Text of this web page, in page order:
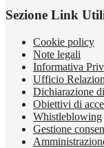
Sezione Link
Cookie policy
Note legali
Informativa
Ufficio
Dichiarazione
Obiettivi di
Whistleblowing
Gestione